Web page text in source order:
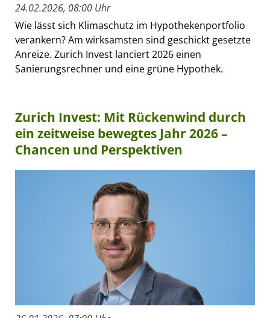
24.02.2026, 08:00 Uhr
Wie lässt sich Klimaschutz im Hypothekenportfolio
verankern? Am wirksamsten sind geschickt gesetzte
Anreize. Zurich Invest lanciert 2026 einen
Sanierungsrechner und eine grüne Hypothek.
Zurich Invest: Mit Rückenwind durch
ein zeitweise bewegtes Jahr 2026 –
Chancen und Perspektiven